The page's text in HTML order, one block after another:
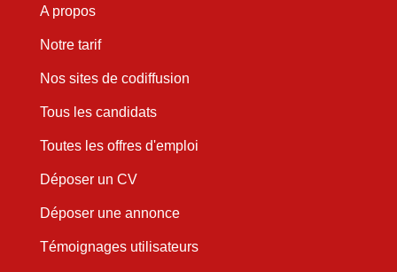
A propos
Notre tarif
Nos sites de codiffusion
Tous les candidats
Toutes les offres d'emploi
Déposer un CV
Déposer une annonce
Témoignages utilisateurs